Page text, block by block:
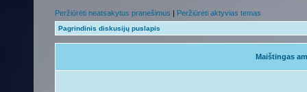
Peržiūrėti neatsakytus pranešimus | Peržiūrėti aktyvias temas
Pagrindinis diskusijų puslapis
Maištingas